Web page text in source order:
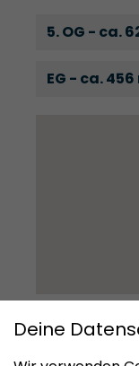
5. OG - ca.
EG - ca.